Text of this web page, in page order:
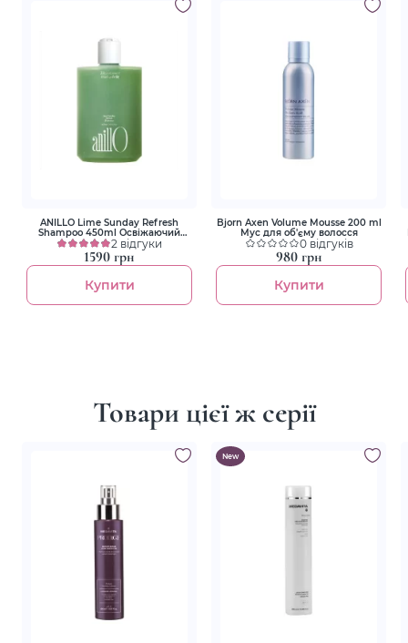
ANILLO Lime Sunday Refresh
Shampoo 450ml Освіжаючий
шампунь для волосся
2 відгуки
1590 грн
Купити
Bjorn Axen Volume Mousse 200 ml
Мус для об'єму волосся
0 відгуків
980 грн
Купити
Товари цієї ж серії
New